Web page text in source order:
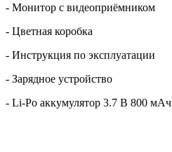
- Монитор с видеоприёмником
- Цветная коробка
- Инструкция по эксплуатации
- Зарядное устройство
- Li-Po аккумулятор 3.7 В 800 мАч